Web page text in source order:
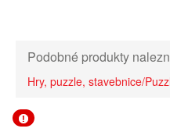
Podobné produkty
Hry, puzzle, stavebnice/